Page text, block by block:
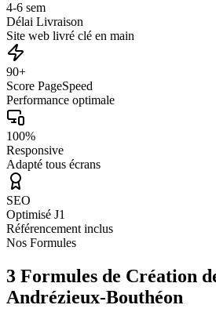
4-6 sem
Délai Livraison
Site web livré clé en main
90+
Score PageSpeed
Performance optimale
100%
Responsive
Adapté tous écrans
SEO
Optimisé J1
Référencement inclus
Nos Formules
3 Formules de Création
Andrézieux-Bouthéon